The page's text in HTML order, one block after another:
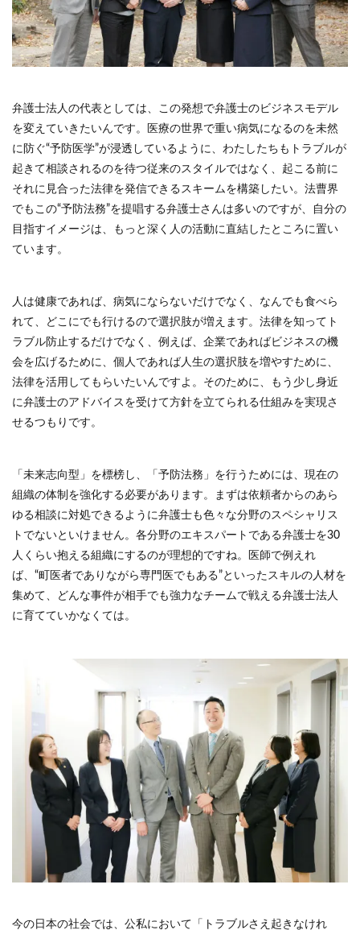
弁護士法人の代表としては、この発想で弁護士のビジネスモデル
を変えていきたいんです。医療の世界で重い病気になるのを未然
に防ぐ“予防医学”が浸透しているように、わたしたちもトラブルが
起きて相談されるのを待つ従来のスタイルではなく、起こる前に
それに見合った法律を発信できるスキームを構築したい。法曹界
でもこの“予防法務”を提唱する弁護士さんは多いのですが、自分の
目指すイメージは、もっと深く人の活動に直結したところに置い
ています。
人は健康であれば、病気にならないだけでなく、なんでも食べら
れて、どこにでも行けるので選択肢が増えます。法律を知ってト
ラブル防止するだけでなく、例えば、企業であればビジネスの機
会を広げるために、個人であれば人生の選択肢を増やすために、
法律を活用してもらいたいんですよ。そのために、もう少し身近
に弁護士のアドバイスを受けて方針を立てられる仕組みを実現さ
せるつもりです。
「未来志向型」を標榜し、「予防法務」を行うためには、現在の
組織の体制を強化する必要があります。まずは依頼者からのあら
ゆる相談に対処できるように弁護士も色々な分野のスペシャリス
トでないといけません。各分野のエキスパートである弁護士を30
人くらい抱える組織にするのが理想的ですね。医師で例えれ
ば、“町医者でありながら専門医でもある”といったスキルの人材を
集めて、どんな事件が相手でも強力なチームで戦える弁護士法人
に育てていかなくては。
今の日本の社会では、公私において「トラブルさえ起きなけれ